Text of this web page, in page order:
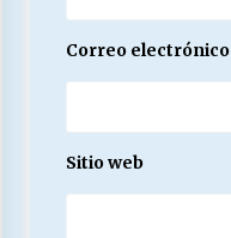
Correo electrónico
Sitio web